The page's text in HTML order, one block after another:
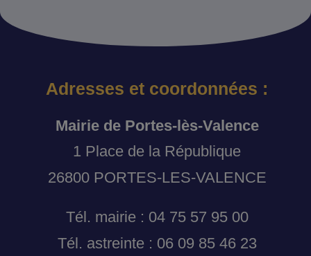
Adresses et coordonnées :
Mairie de Portes-lès-Valence
1 Place de la République
26800 PORTES-LES-VALENCE
Tél. mairie : 04 75 57 95 00
Tél. astreinte : 06 09 85 46 23